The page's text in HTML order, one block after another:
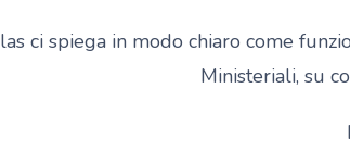
ci spiega in modo chiaro come
Ministeriali, su